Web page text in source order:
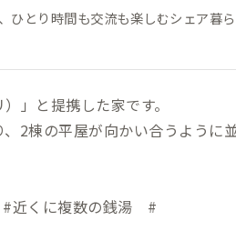
ひとり時間も交流も楽しむシェア暮ら
」と提携した家です。
2棟の平屋が向かい合うように
近くに複数の銭湯 #